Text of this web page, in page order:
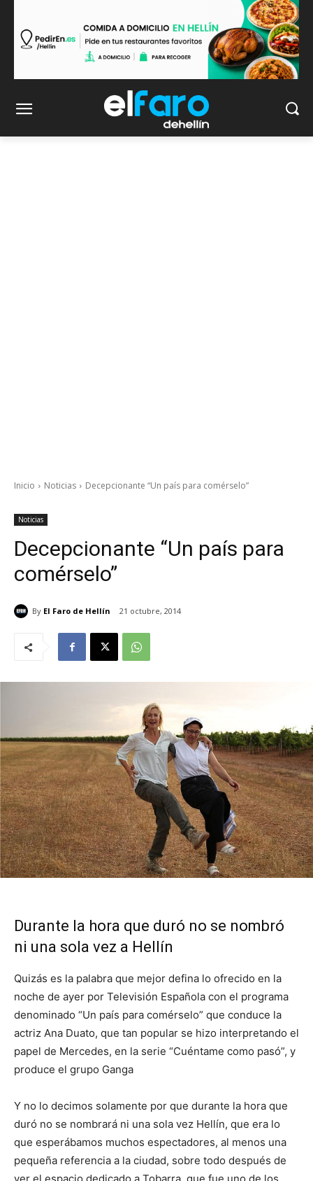
Inicio Noticias Decepcionante “Un país para comérselo”
Noticias
Decepcionante “Un país para
comérselo”
By El Faro de Hellín 21 octubre, 2014
Durante la hora que duró no se nombró
ni una sola vez a Hellín
Quizás es la palabra que mejor defina lo ofrecido en la
noche de ayer por Televisión Española con el programa
denominado “Un país para comérselo” que conduce la
actriz Ana Duato, que tan popular se hizo interpretando el
papel de Mercedes, en la serie “Cuéntame como pasó”, y
produce el grupo Ganga
Y no lo decimos solamente por que durante la hora que
duró no se nombrará ni una sola vez Hellín, que era lo
que esperábamos muchos espectadores, al menos una
pequeña referencia a la ciudad, sobre todo después de